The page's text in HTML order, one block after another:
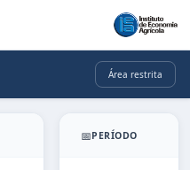
Área restrita
📅PERÍODO